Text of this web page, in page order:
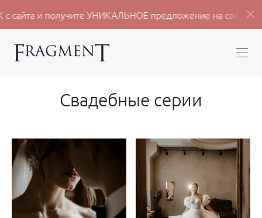
с сайта и получите УНИКАЛЬНОЕ предложение на
Свадебные серии